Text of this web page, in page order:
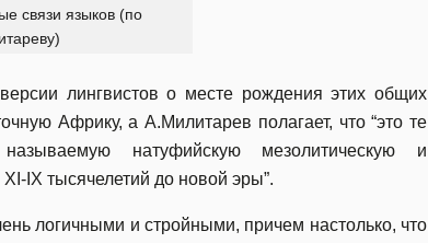
связи языков (по
лингвистов о месте рождения этих общих
Африку, а А.Милитарев полагает, что “это те
натуфийскую мезолитическую и
IX тысячелетий до новой эры”.
логичными и стройными, причем настолько, что